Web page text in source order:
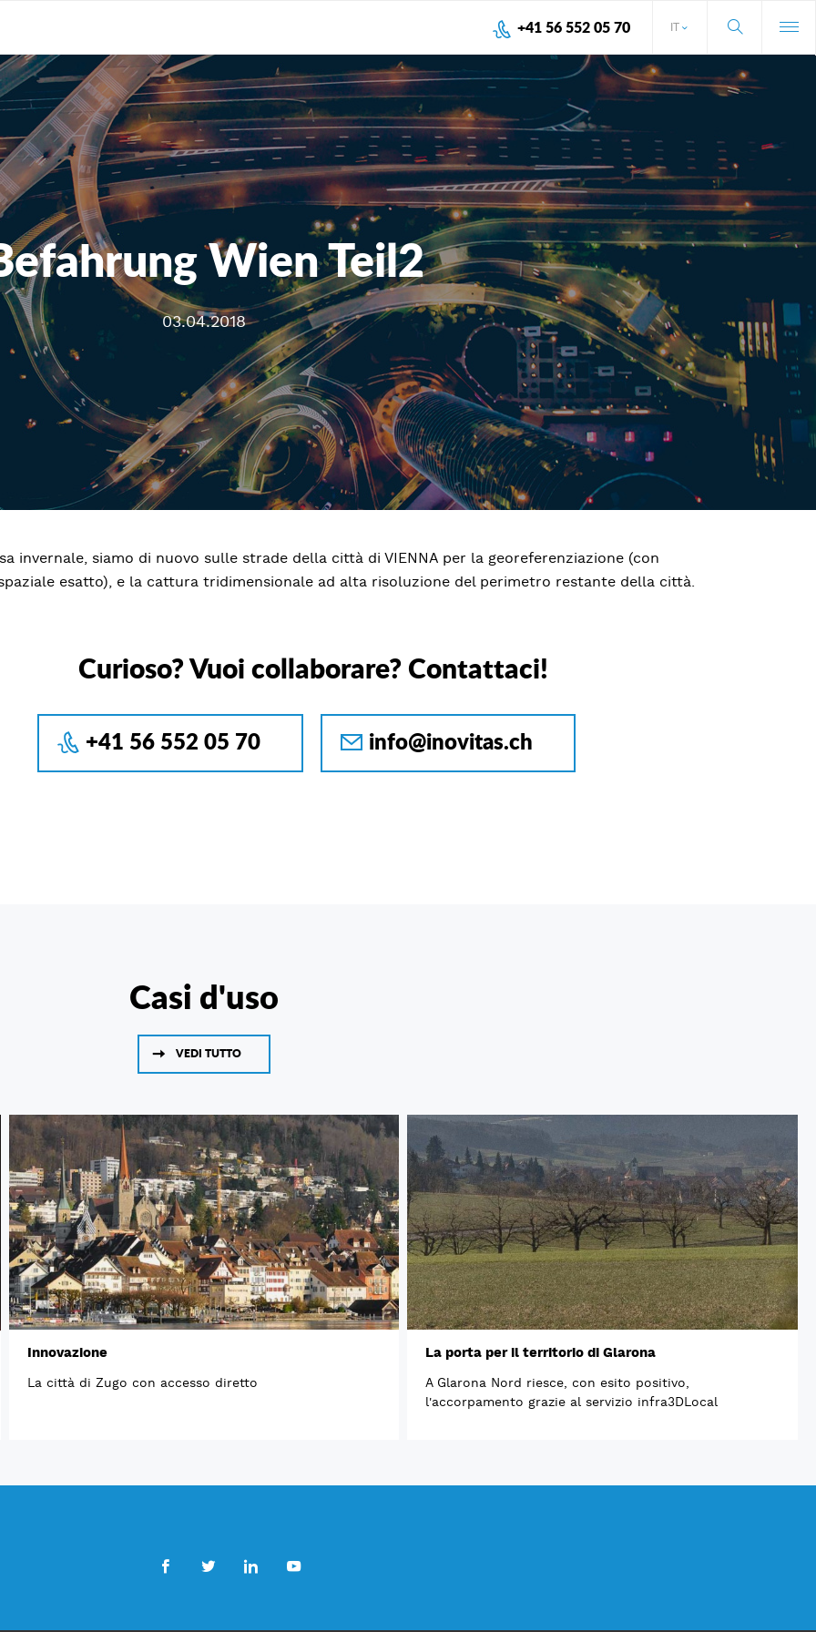
IT
+41 56 552 05 70
Wien Teil2
03.04.2018
invernale, siamo di nuovo sulle strade della città di VIENNA per la georeferenziazione (con
esatto), e la cattura tridimensionale ad alta risoluzione del perimetro restante della città.
Curioso? Vuoi collaborare? Contattaci!
+41 56 552 05 70 info@inovitas.ch
Casi d'uso
VEDI TUTTO
Innovazione
La città di Zugo con accesso diretto
La porta per il territorio di Glarona
A Glarona Nord riesce, con esito positivo,
l'accorpamento grazie al servizio infra3DLocal